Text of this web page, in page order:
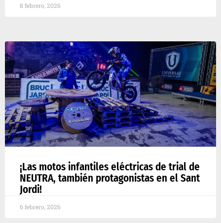
8 febrero, 2026
¡Las motos infantiles eléctricas de trial de
NEUTRA, también protagonistas en el Sant
Jordi!
6 febrero, 2026